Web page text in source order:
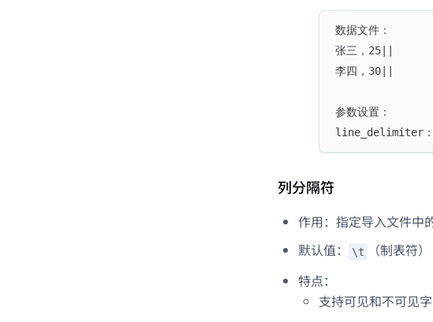
数据文件：
张三，25||
李四，30||
参数设置：
line_delimiter
列分隔符
作用：指定导入文件中
默认值：
\t
（制表符）
特点：
支持可见和不可见